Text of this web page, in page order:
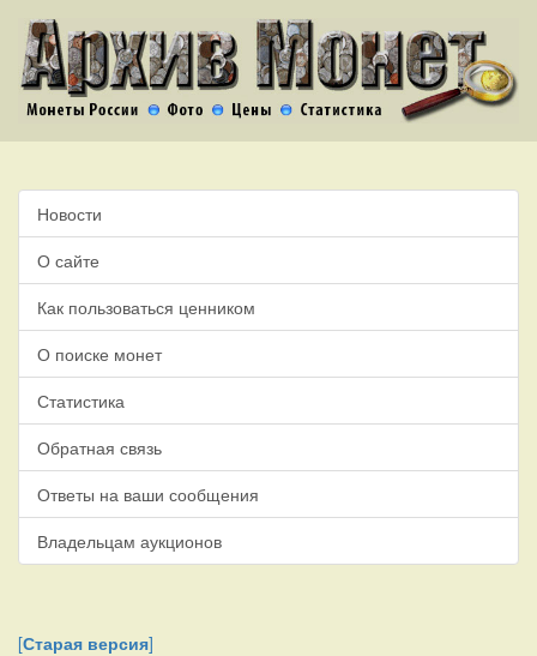
Новости
О сайте
Как пользоваться ценником
О поиске монет
Статистика
Обратная связь
Ответы на ваши сообщения
Владельцам аукционов
[Старая версия]